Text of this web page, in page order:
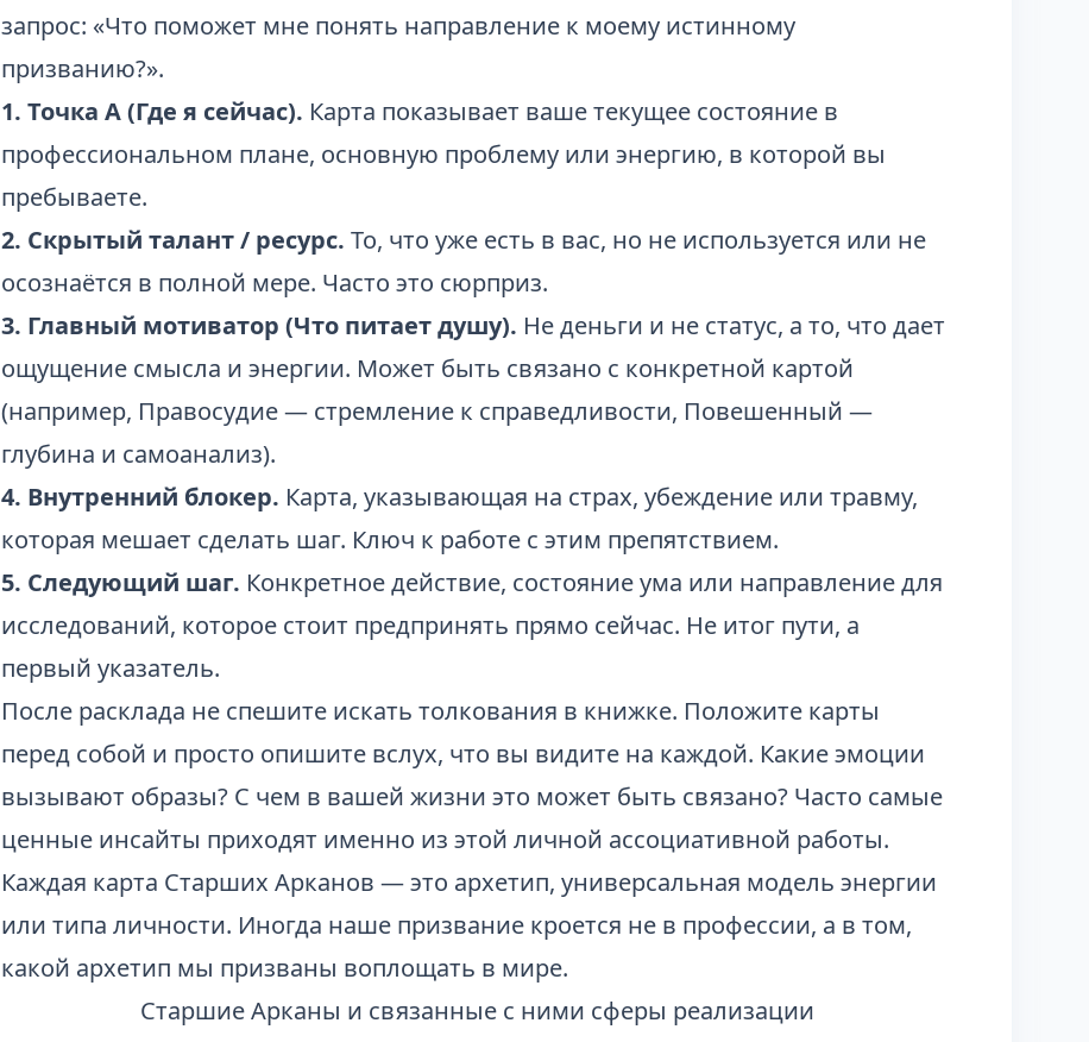
запрос: «Что поможет мне понять направление к моему истинному
призванию?».
1. Точка А (Где я сейчас). Карта показывает ваше текущее состояние в
профессиональном плане, основную проблему или энергию, в которой вы
пребываете.
2. Скрытый талант / ресурс. То, что уже есть в вас, но не используется или не
осознаётся в полной мере. Часто это сюрприз.
3. Главный мотиватор (Что питает душу). Не деньги и не статус, а то, что дает
ощущение смысла и энергии. Может быть связано с конкретной картой
(например, Правосудие — стремление к справедливости, Повешенный —
глубина и самоанализ).
4. Внутренний блокер. Карта, указывающая на страх, убеждение или травму,
которая мешает сделать шаг. Ключ к работе с этим препятствием.
5. Следующий шаг. Конкретное действие, состояние ума или направление для
исследований, которое стоит предпринять прямо сейчас. Не итог пути, а
первый указатель.
После расклада не спешите искать толкования в книжке. Положите карты
перед собой и просто опишите вслух, что вы видите на каждой. Какие эмоции
вызывают образы? С чем в вашей жизни это может быть связано? Часто самые
ценные инсайты приходят именно из этой личной ассоциативной работы.
Каждая карта Старших Арканов — это архетип, универсальная модель энергии
или типа личности. Иногда наше призвание кроется не в профессии, а в том,
какой архетип мы призваны воплощать в мире.
Старшие Арканы и связанные с ними сферы реализации